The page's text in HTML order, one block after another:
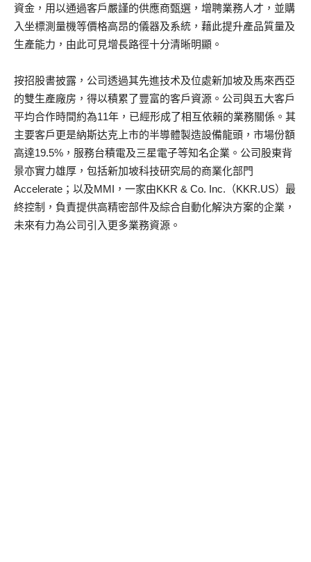
資金，用以通過客戶嚴謹的供應商甄選，增聘業務人才，並購
入坐標測量機等價格高昂的儀器及系統，藉此提升產品質量及
生產能力，由此可見增長路徑十分清晰明顯。
按招股書披露，公司透過其先進技术及位處新加坡及馬來西亞
的雙生產廠房，得以積累了豐富的客戶資源。公司與五大客戶
平均合作時間約為11年，已經形成了相互依賴的業務關係。其
主要客戶更是納斯达克上市的半導體製造設備龍頭，市場份額
高達19.5%，服務台積電及三星電子等知名企業。公司股東背
景亦實力雄厚，包括新加坡科技研究局的商業化部門
Accelerate；以及MMI，一家由KKR & Co. Inc.（KKR.US）最
終控制，負責提供高精密部件及綜合自動化解決方案的企業，
未來有力為公司引入更多業務資源。